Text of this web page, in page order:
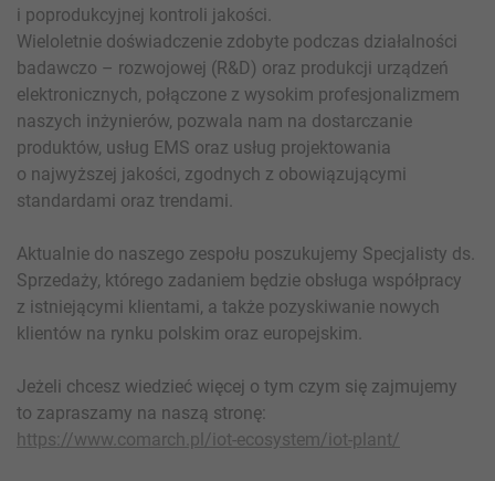
i poprodukcyjnej kontroli jakości.
Wieloletnie doświadczenie zdobyte podczas działalności
badawczo – rozwojowej (R&D) oraz produkcji urządzeń
elektronicznych, połączone z wysokim profesjonalizmem
naszych inżynierów, pozwala nam na dostarczanie
produktów, usług EMS oraz usług projektowania
o najwyższej jakości, zgodnych z obowiązującymi
standardami oraz trendami.
Aktualnie do naszego zespołu poszukujemy Specjalisty ds.
Sprzedaży, którego zadaniem będzie obsługa współpracy
z istniejącymi klientami, a także pozyskiwanie nowych
klientów na rynku polskim oraz europejskim.
Jeżeli chcesz wiedzieć więcej o tym czym się zajmujemy
to zapraszamy na naszą stronę:
https://www.comarch.pl/iot-ecosystem/iot-plant/